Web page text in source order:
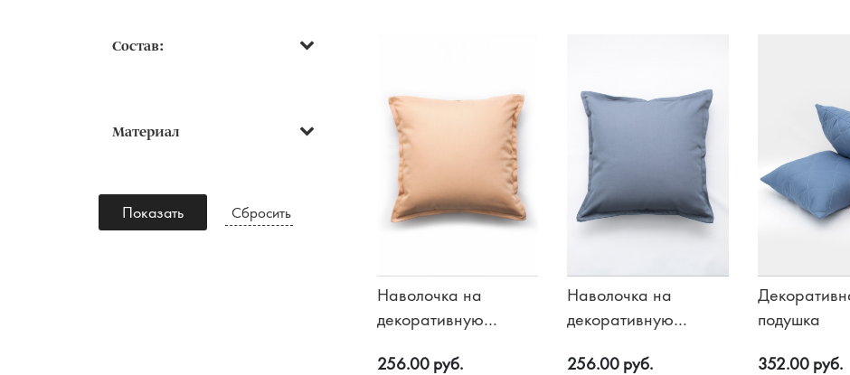
Состав:
Материал
Показать Сбросить
Наволочка на
декоративную
Бежевый
256.00 руб.
Наволочка на
декоративную
Синий-серый
256.00 руб.
подушка
352.00 руб.